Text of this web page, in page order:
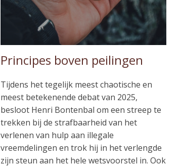
Principes boven peilingen
Tijdens het tegelijk meest chaotische en
meest betekenende debat van 2025,
besloot Henri Bontenbal om een streep te
trekken bij de strafbaarheid van het
verlenen van hulp aan illegale
vreemdelingen en trok hij in het verlengde
zijn steun aan het hele wetsvoorstel in. Ook